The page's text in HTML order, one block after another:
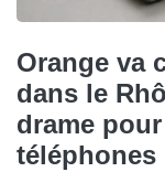
Orange va
dans le
drame
téléphones